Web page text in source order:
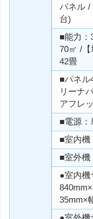
パネル /
台)
■能力：
70㎡ /【
42畳
■パネル
リーナ
アフレ
■電源：
■室内機
■室外機
●室内機
35mm×